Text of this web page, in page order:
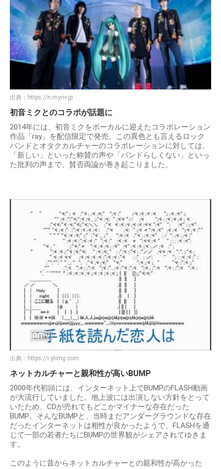
出典： https://n.mynv.jp
初音ミクとのコラボが話題に
2014年には、初音ミクをボーカルに迎えたコラボレーション
作品「ray」を配信限定で発売。この異色とも言えるロック
バンドとオタクカルチャーのコラボレーションに対しては、
「新しい」といった称賛の声や「バンドらしくない」といっ
た批判の声まで、賛否両論が巻き起こりました。
出典： https://i.ytimg.com
ネットカルチャーと親和性が高いBUMP
2000年代初頭には、インターネット上でBUMPのFLASH動画
が大流行していました。地上波には出演しない方針をとって
いたため、CDが売れてもどこかマイナーな存在だった
BUMP。そんなBUMPと、当時まだアンダーグラウンドな存在
だったインターネットは相性が良かったようで、FLASHを通
じて一部の若者たちにBUMPの世界観がシェアされてゆきま
す。
このように昔からネットカルチャーとの親和性が高かった